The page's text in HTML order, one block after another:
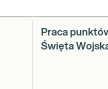
Praca
Święta